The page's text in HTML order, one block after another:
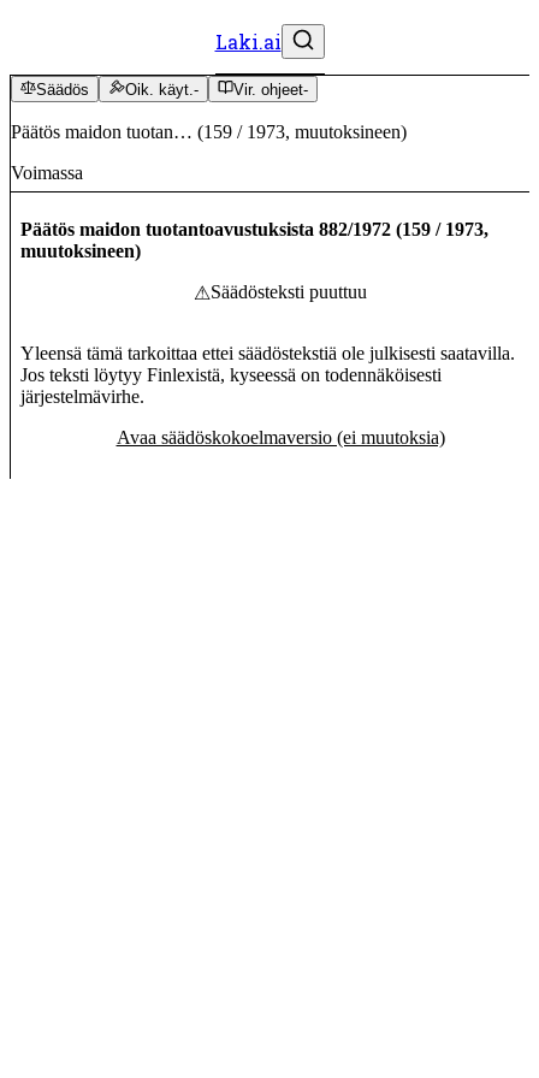
Laki.ai
Säädös Oik. käyt.- Vir. ohjeet-
Päätös maidon tuotan… (159 / 1973, muutoksineen)
Voimassa
Päätös maidon tuotantoavustuksista 882/1972 (159 / 1973,
muutoksineen)
⚠Säädösteksti puuttuu
Yleensä tämä tarkoittaa ettei säädöstekstiä ole julkisesti saatavilla.
Jos teksti löytyy Finlexistä, kyseessä on todennäköisesti
järjestelmävirhe.
Avaa säädöskokoelmaversio (ei muutoksia)